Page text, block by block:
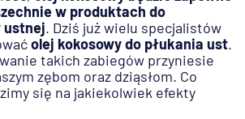
w produktach do
ustnej. Dziś już wielu specjalistów
olej kokosowy do płukania ust.
takich zabiegów przyniesie
zębom oraz dziąsłom. Co
się na jakiekolwiek efekty